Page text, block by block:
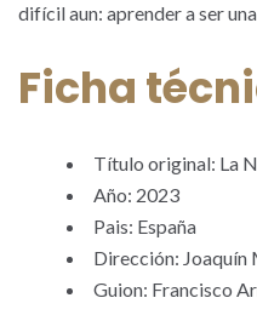
difícil aun: aprender a ser
Ficha
Título original: La
Año: 2023
Pais: España
Dirección: Joaquín
Guion: Francisco